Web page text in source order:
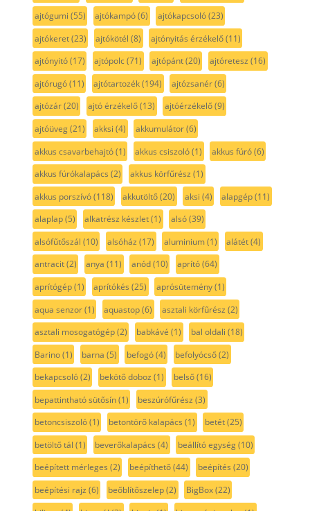
ajtógumi (55) ajtókampó(6) ajtókapcsoló(23)
ajtókeret(23) ajtókötél (8) ajtónyitás érzékelő(11)
ajtónyitó(17) ajtópolc(71) ajtópánt(20) ajtóretesz (16)
ajtórugó(11) ajtótartozék(194) ajtózsanér(6)
ajtózár(20) ajtó érzékelő(13) ajtóérzékelő(9)
ajtóüveg(21) akksi (4) akkumulátor(6)
akkus csavarbehajtó(1) akkus csiszoló(1) akkus fúró(6)
akkus fúrókalapács (2) akkus körfűrész (1)
akkus porszívó(118) akkutöltő(20) aksi (4) alapgép(11)
alaplap(5) alkatrész készlet(1) alsó(39)
alsófűtőszál (10) alsóház (17) aluminium(1) alátét(4)
antracit(2) anya (11) anód(10) aprító(64)
aprítógép(1) aprítókés (25) aprósütemény(1)
aqua senzor(1) aquastop(6) asztali körfűrész (2)
asztali mosogatógép(2) babkávé (1) bal oldali (18)
Barino(1) barna (5) befogó(4) befolyócső(2)
bekapcsoló(2) bekötő doboz (1) belső(16)
bepattintható sütősín(1) beszúrófűrész (3)
betoncsiszoló(1) betontörő kalapács (1) betét(25)
betöltő tál (1) beverőkalapács (4) beállító egység(10)
beépített mérleges (2) beépíthető(44) beépítés (20)
beépítési rajz (6) beőblítőszelep(2) BigBox(22)